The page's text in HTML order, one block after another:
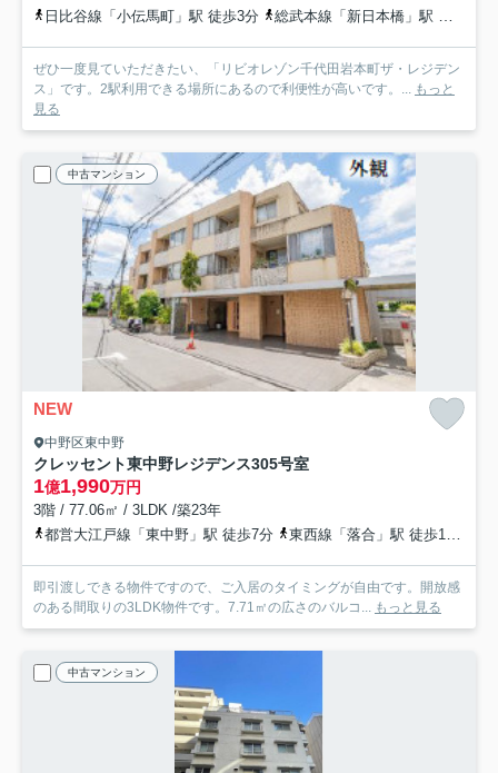
日比谷線「小伝馬町」駅 徒歩3分 総武本線「新日本橋」駅 徒歩6分
ぜひ一度見ていただきたい、「リビオレゾン千代田岩本町ザ・レジデン
ス」です。2駅利用できる場所にあるので利便性が高いです。...
もっと
見る
中古マンション
NEW
中野区東中野
クレッセント東中野レジデンス305号室
1億1,990万円
3階 / 77.06㎡ / 3LDK /築23年
都営大江戸線「東中野」駅 徒歩7分
東西線「落合」駅 徒歩13分
即引渡しできる物件ですので、ご入居のタイミングが自由です。開放感
のある間取りの3LDK物件です。7.71㎡の広さのバルコ...
もっと見る
中古マンション